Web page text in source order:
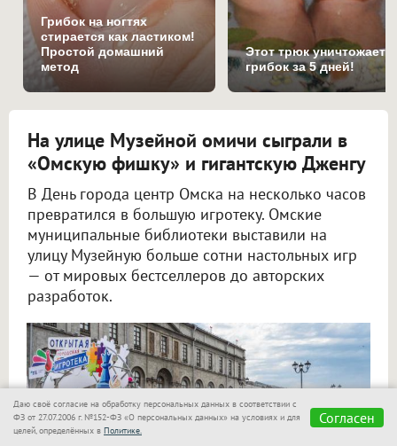
Грибок на ногтях
стирается как ластиком!
Простой домашний
метод
Этот трюк уничтожает
грибок за 5 дней!
На улице Музейной омичи сыграли в
«Омскую фишку» и гигантскую Дженгу
В День города центр Омска на несколько часов
превратился в большую игротеку. Омские
муниципальные библиотеки выставили на
улицу Музейную больше сотни настольных игр
— от мировых бестселлеров до авторских
разработок.
Даю своё согласие на обработку персональных данных в соответствии с
ФЗ от 27.07.2006 г. №152-ФЗ «О персональных данных» на условиях и для
целей, определённых в Политике.
Согласен